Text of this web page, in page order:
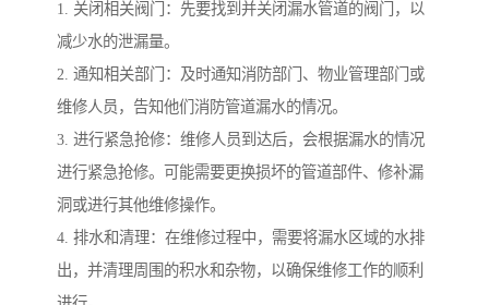
1. 关闭相关阀门：先要找到并关闭漏水管道的阀门，以
减少水的泄漏量。
2. 通知相关部门：及时通知消防部门、物业管理部门或
维修人员，告知他们消防管道漏水的情况。
3. 进行紧急抢修：维修人员到达后，会根据漏水的情况
进行紧急抢修。可能需要更换损坏的管道部件、修补漏
洞或进行其他维修操作。
4. 排水和清理：在维修过程中，需要将漏水区域的水排
出，并清理周围的积水和杂物，以确保维修工作的顺利